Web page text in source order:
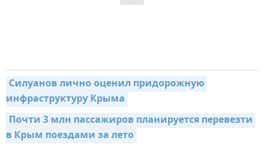
Силуанов лично оценил придорожную
инфраструктуру Крыма
Почти 3 млн пассажиров планируется перевезти
в Крым поездами за лето